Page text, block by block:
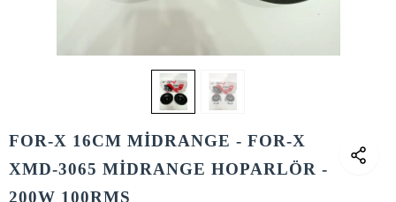
FOR-X 16CM MİDRANGE - FOR-X
XMD-3065 MİDRANGE HOPARLÖR -
200W 100RMS